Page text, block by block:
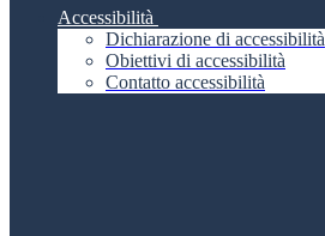
Accessibilità
Dichiarazione di accessibilità
Obiettivi di accessibilità
Contatto accessibilità